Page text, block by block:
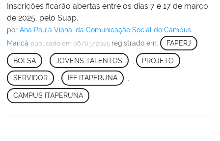
Inscrições ficarão abertas entre os dias 7 e 17 de março
de 2025, pelo Suap.
por Ana Paula Viana, da Comunicação Social do Campus
Maricá publicado em 06/03/2025 registrado em: FAPERJ
BOLSA JOVENS TALENTOS PROJETO
SERVIDOR , IFF ITAPERUNA ,
CAMPUS ITAPERUNA